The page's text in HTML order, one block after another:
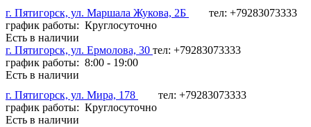
г. Пятигорск, ул. Маршала Жукова, 2Б
тел: +79283073333
график работы: Круглосуточно
Есть в наличии
г. Пятигорск, ул. Ермолова, 30 тел: +79283073333
график работы: 8:00 - 19:00
Есть в наличии
г. Пятигорск, ул. Мира, 178
тел: +79283073333
график работы: Круглосуточно
Есть в наличии